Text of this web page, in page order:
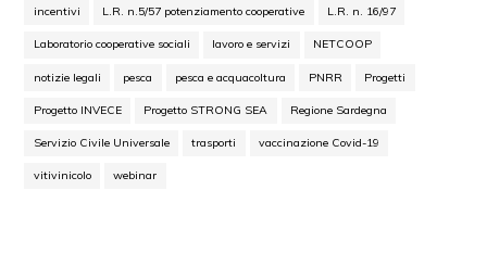
incentivi L.R. n.5/57 potenziamento cooperative L.R. n. 16/97
Laboratorio cooperative sociali lavoro e servizi NETCOOP
notizie legali pesca pesca e acquacoltura PNRR Progetti
Progetto INVECE Progetto STRONG SEA Regione Sardegna
Servizio Civile Universale trasporti vaccinazione Covid-19
vitivinicolo webinar